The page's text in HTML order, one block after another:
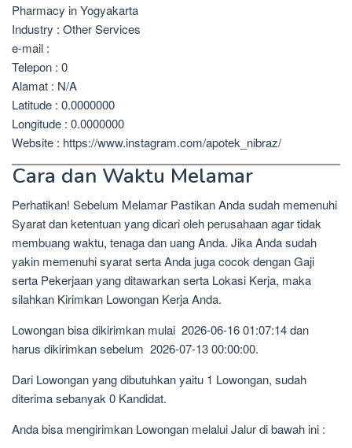
Pharmacy in Yogyakarta
Industry : Other Services
e-mail :
Telepon : 0
Alamat : N/A
Latitude : 0.0000000
Longitude : 0.0000000
Website : https://www.instagram.com/apotek_nibraz/
Cara dan Waktu Melamar
Perhatikan! Sebelum Melamar Pastikan Anda sudah memenuhi
Syarat dan ketentuan yang dicari oleh perusahaan agar tidak
membuang waktu, tenaga dan uang Anda. Jika Anda sudah
yakin memenuhi syarat serta Anda juga cocok dengan Gaji
serta Pekerjaan yang ditawarkan serta Lokasi Kerja, maka
silahkan Kirimkan Lowongan Kerja Anda.
Lowongan bisa dikirimkan mulai 2026-06-16 01:07:14 dan
harus dikirimkan sebelum 2026-07-13 00:00:00.
Dari Lowongan yang dibutuhkan yaitu 1 Lowongan, sudah
diterima sebanyak 0 Kandidat.
Anda bisa mengirimkan Lowongan melalui Jalur di bawah ini :